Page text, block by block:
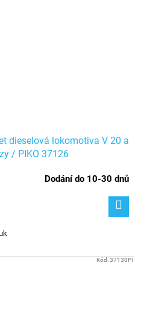
dieselová lokomotiva V 20 a
/ PIKO 37126
Dodání do 10-30 dnů
Kód:37130PI